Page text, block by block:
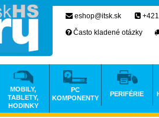
eshop@itsk.sk
Často kladené otázky
MOBILY,
TABLETY,
HODINKY
PC
KOMPONENTY
PERIFÉRIE